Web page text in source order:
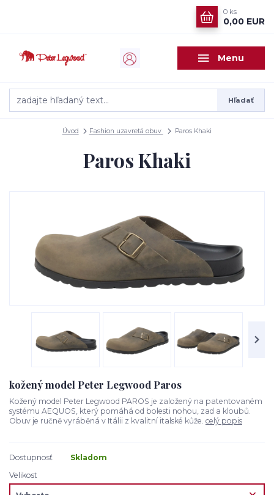
Menu
Hľadať
0 ks
0,00 EUR
Úvod Fashion uzavretá obuv Paros Khaki
Paros Khaki
kožený model Peter Legwood Paros
Kožený model Peter Legwood PAROS je založený na patentovaném
systému AEQUOS, který pomáhá od bolesti nohou, zad a kloubů.
Obuv je ručně vyráběná v Itálii z kvalitní italské kůže. celý popis
Dostupnosť
Skladom
Velikost